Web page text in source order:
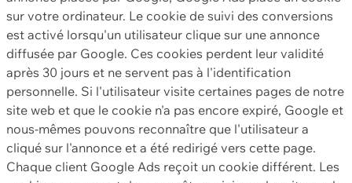
sur votre ordinateur. Le cookie de suivi des conversions
est activé lorsqu'un utilisateur clique sur une annonce
diffusée par Google. Ces cookies perdent leur validité
après 30 jours et ne servent pas à l'identification
personnelle. Si l'utilisateur visite certaines pages de notre
site web et que le cookie n'a pas encore expiré, Google et
nous-mêmes pouvons reconnaître que l'utilisateur a
cliqué sur l'annonce et a été redirigé vers cette page.
Chaque client Google Ads reçoit un cookie différent. Les